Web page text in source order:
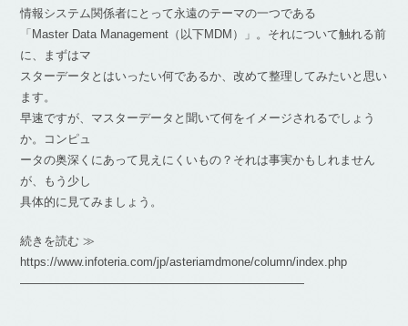
情報システム関係者にとって永遠のテーマの一つである
「Master Data Management（以下MDM）」。それについて触れる前
に、まずはマ
スターデータとはいったい何であるか、改めて整理してみたいと思い
ます。
早速ですが、マスターデータと聞いて何をイメージされるでしょう
か。コンピュ
ータの奥深くにあって見えにくいもの？それは事実かもしれません
が、もう少し
具体的に見てみましょう。
続きを読む ≫
https://www.infoteria.com/jp/asteriamdmone/column/index.php
————————————————————————